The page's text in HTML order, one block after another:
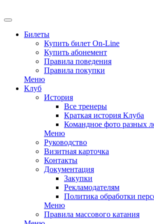
Билеты
Купить билет On-Line
Купить абонемент
Правила поведения
Правила покупки
Меню
Клуб
История
Все тренеры
Краткая история Клуба
Командное фото разных
Меню
Руководство
Визитная карточка
Контакты
Документация
Закупки
Рекламодателям
Политика обработки
Меню
Правила массового катания